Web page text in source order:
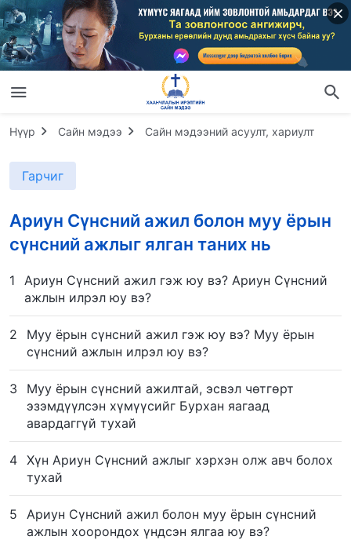
Нүүр Сайн мэдээ Сайн мэдээний асуулт, хариулт
Ариун Сүнсний ажил болон муу ёрын
сүнсний ажлыг ялган таних нь
Гарчиг
1
Ариун Сүнсний ажил гэж юу вэ? Ариун Сүнсний
ажлын илрэл юу вэ?
2
Муу ёрын сүнсний ажил гэж юу вэ? Муу ёрын
сүнсний ажлын илрэл юу вэ?
3
Муу ёрын сүнсний ажилтай, эсвэл чөтгөрт
эзэмдүүлсэн хүмүүсийг Бурхан яагаад
авардаггүй тухай
4 Хүн Ариун Сүнсний ажлыг хэрхэн олж авч болох
тухай
5
Ариун Сүнсний ажил болон муу ёрын сүнсний
ажлын хоорондох үндсэн ялгаа юу вэ?